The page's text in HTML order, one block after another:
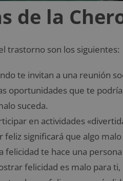
de la
trastorno son los siguientes:
te invitan a una reunión
oportunidades que te
suceda.
en actividades
feliz significará que algo
felicidad te hace una
felicidad es malo para